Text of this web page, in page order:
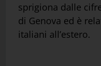
sprigiona dalle
di Genova ed è
italiani all’estero.